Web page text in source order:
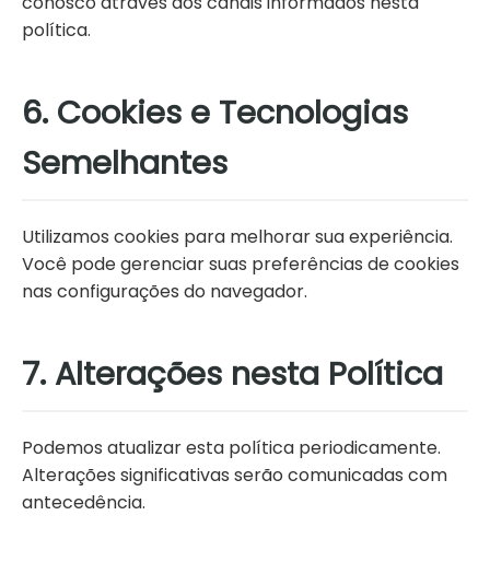
política.
6. Cookies e Tecnologias
Semelhantes
Utilizamos cookies para melhorar sua experiência.
Você pode gerenciar suas preferências de cookies
nas configurações do navegador.
7. Alterações nesta Política
Podemos atualizar esta política periodicamente.
Alterações significativas serão comunicadas com
antecedência.